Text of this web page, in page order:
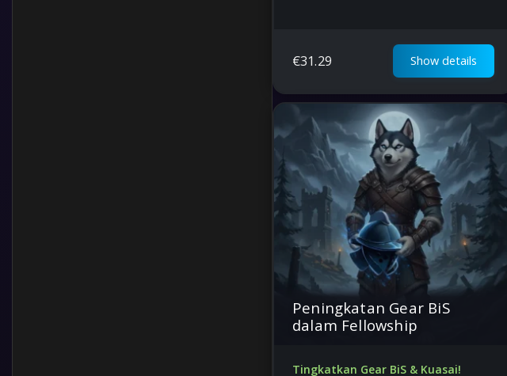
€31.29 Show details
Peningkatan Gear BiS
dalam Fellowship
Tingkatkan Gear BiS & Kuasai!